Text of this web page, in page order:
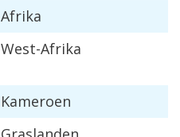
Afrika
West-Afrika
Kameroen